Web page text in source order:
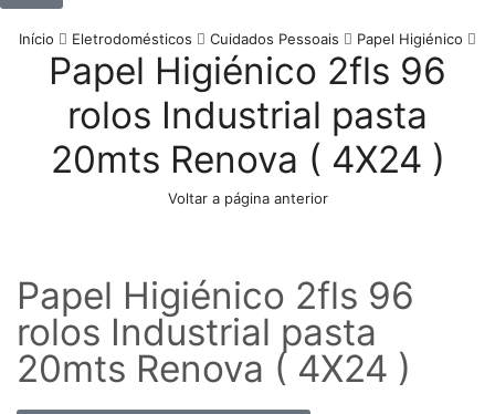
Início Eletrodomésticos Cuidados Pessoais Papel Higiénico
Papel Higiénico 2fls 96
rolos Industrial pasta
20mts Renova ( 4X24 )
Voltar a página anterior
Papel Higiénico 2fls 96
rolos Industrial pasta
20mts Renova ( 4X24 )